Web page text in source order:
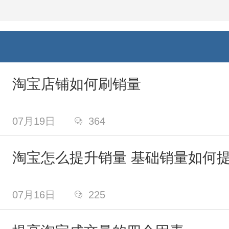
淘宝店铺如何刷销量
07月19日  364
淘宝怎么提升销量 基础销量如何
07月16日  225